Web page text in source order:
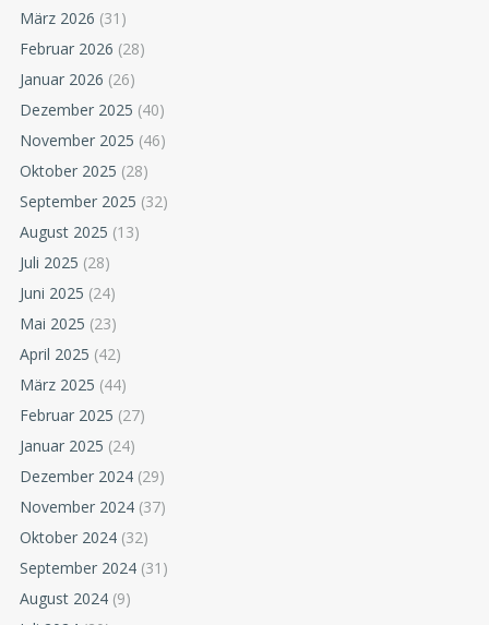
März 2026 (31)
Februar 2026 (28)
Januar 2026 (26)
Dezember 2025 (40)
November 2025 (46)
Oktober 2025 (28)
September 2025 (32)
August 2025 (13)
Juli 2025 (28)
Juni 2025 (24)
Mai 2025 (23)
April 2025 (42)
März 2025 (44)
Februar 2025 (27)
Januar 2025 (24)
Dezember 2024 (29)
November 2024 (37)
Oktober 2024 (32)
September 2024 (31)
August 2024 (9)